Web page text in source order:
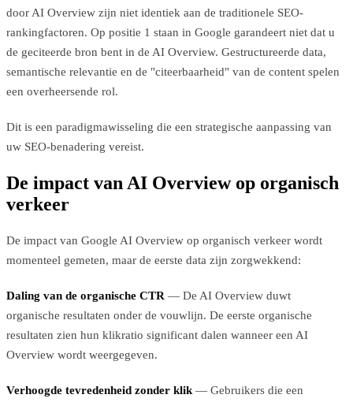
door AI Overview zijn niet identiek aan de traditionele SEO-
rankingfactoren. Op positie 1 staan in Google garandeert niet dat u
de geciteerde bron bent in de AI Overview. Gestructureerde data,
semantische relevantie en de "citeerbaarheid" van de content spelen
een overheersende rol.
Dit is een paradigmawisseling die een strategische aanpassing van
uw SEO-benadering vereist.
De impact van AI Overview op organisch
verkeer
De impact van Google AI Overview op organisch verkeer wordt
momenteel gemeten, maar de eerste data zijn zorgwekkend:
Daling van de organische CTR — De AI Overview duwt
organische resultaten onder de vouwlijn. De eerste organische
resultaten zien hun klikratio significant dalen wanneer een AI
Overview wordt weergegeven.
Verhoogde tevredenheid zonder klik — Gebruikers die een